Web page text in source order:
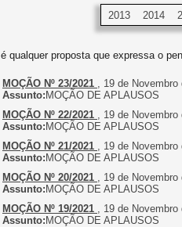
2013 2014
é qualquer proposta que expressa o
MOÇÃO Nº 23/2021 , 19 de Novembro
Assunto: MOÇÃO DE APLAUSOS
MOÇÃO Nº 22/2021 , 19 de Novembro
Assunto: MOÇÃO DE APLAUSOS
MOÇÃO Nº 21/2021 , 19 de Novembro
Assunto: MOÇÃO DE APLAUSOS
MOÇÃO Nº 20/2021 , 19 de Novembro
Assunto: MOÇÃO DE APLAUSOS
MOÇÃO Nº 19/2021 , 19 de Novembro
Assunto: MOÇÃO DE APLAUSOS